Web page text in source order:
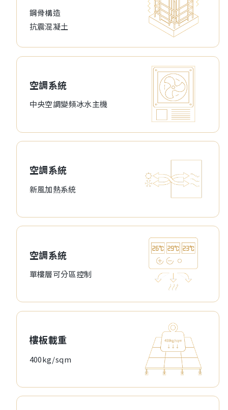
鋼骨構造
抗震混凝土
空調系統
中央空調變頻冰水主機
空調系統
新風加熱系統
空調系統
單樓層可分區控制
樓板載重
400kg/sqm